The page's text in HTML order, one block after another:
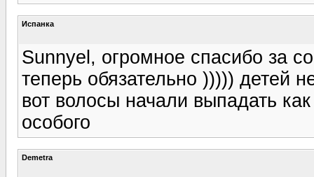
Испанка
Sunnyel, огромное спасибо за
теперь обязательно ))))) детей
вот волосы начали выпадать
особого
Demetra